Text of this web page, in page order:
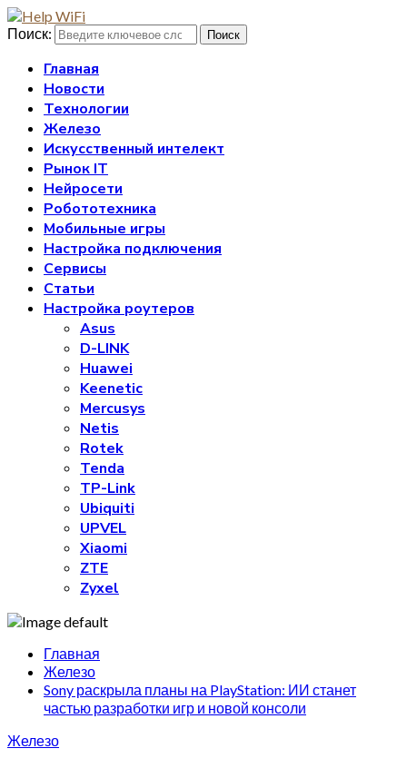
Поиск: Поиск
Главная
Новости
Технологии
Железо
Искусственный интелект
Рынок IT
Нейросети
Робототехника
Мобильные игры
Настройка подключения
Сервисы
Статьи
Настройка роутеров
Asus
D-LINK
Huawei
Keenetic
Mercusys
Netis
Rotek
Tenda
TP-Link
Ubiquiti
UPVEL
Xiaomi
ZTE
Zyxel
Главная
Железо
Sony раскрыла планы на PlayStation: ИИ станет
частью разработки игр и новой консоли
Железо